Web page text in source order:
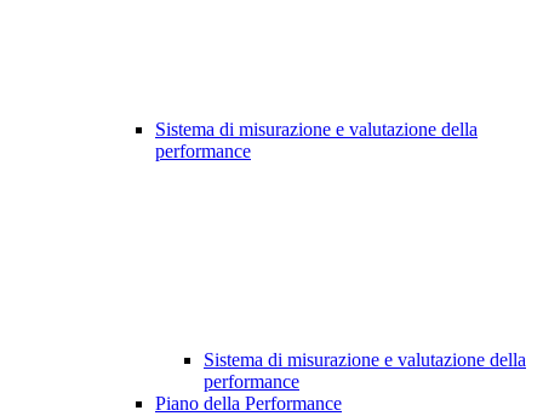
Sistema di misurazione e valutazione della
performance
Sistema di misurazione e valutazione della
performance
Piano della Performance